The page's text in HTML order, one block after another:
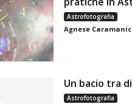
Astrofotografia
Agnese
Un bacio tra
Astrofotografia